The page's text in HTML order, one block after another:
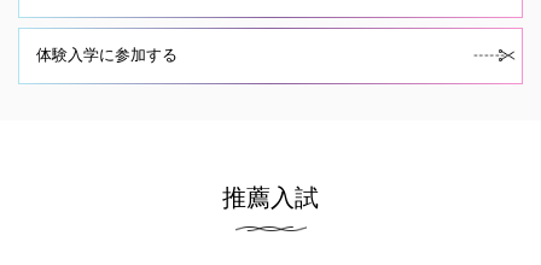
体験入学に参加する
推薦入試